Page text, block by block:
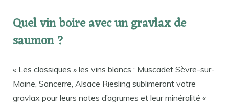
Quel vin boire avec un gravlax de
saumon ?
« Les classiques » les vins blancs : Muscadet Sèvre-sur-
Maine, Sancerre, Alsace Riesling sublimeront votre
gravlax pour leurs notes d’agrumes et leur minéralité «